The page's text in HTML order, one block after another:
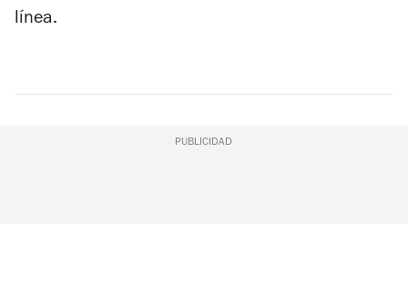
línea.
PUBLICIDAD